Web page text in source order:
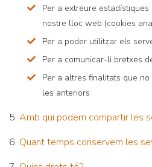
Per a extreure
nostre lloc web (cookies
Per a poder utilitzar els
Per a comunicar-li bretxes
Per a altres finalitats que
les anteriors
5. Amb qui podem compartir les
6. Quant temps conservem les